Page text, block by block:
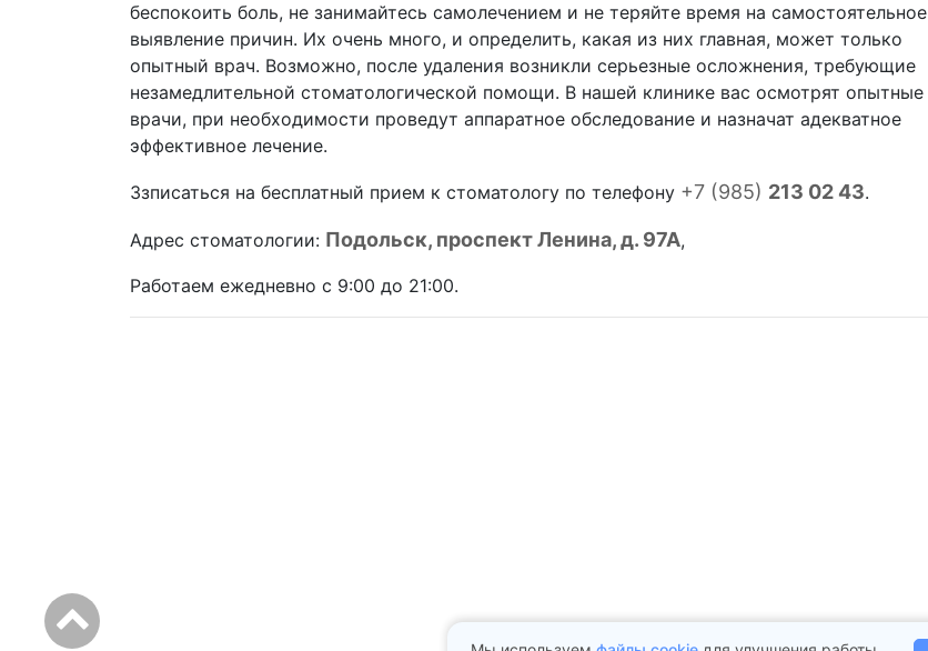
беспокоить боль, не занимайтесь самолечением и не теряйте время на самостоятельное
выявление причин. Их очень много, и определить, какая из них главная, может только
опытный врач. Возможно, после удаления возникли серьезные осложнения, требующие
незамедлительной стоматологической помощи. В нашей клинике вас осмотрят опытные
врачи, при необходимости проведут аппаратное обследование и назначат адекватное
эффективное лечение.
Ззписаться на бесплатный прием к стоматологу по телефону +7 (985) 213 02 43.
Адрес стоматологии: Подольск, проспект Ленина, д. 97А,
Работаем ежедневно с 9:00 до 21:00.